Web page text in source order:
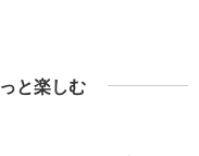
と楽しむ